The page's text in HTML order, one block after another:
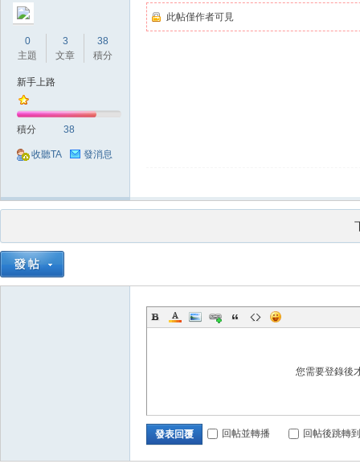
0
主題
3
文章
38
積分
新手上路
積分 38
收聽TA 發消息
此帖僅作者可見
您需要登錄後
發表回覆 回帖並轉播 回帖後跳轉